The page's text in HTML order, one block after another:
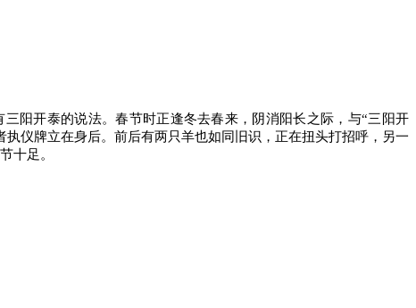
开泰的说法。春节时正逢冬去春来，阴消阳长之际，与“三阳开
仪牌立在身后。前后有两只羊也如同旧识，正在扭头打招呼，另一
十足。